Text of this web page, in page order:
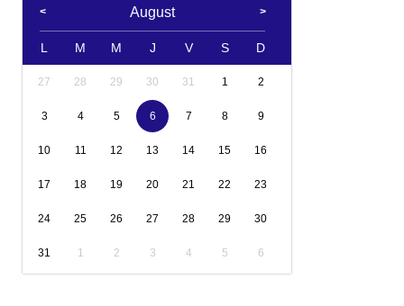
August
L M M J V S D
27 28 29 30 31 1 2
3 4 5 6 7 8 9
10 11 12 13 14 15 16
17 18 19 20 21 22 23
24 25 26 27 28 29 30
31 1 2 3 4 5 6